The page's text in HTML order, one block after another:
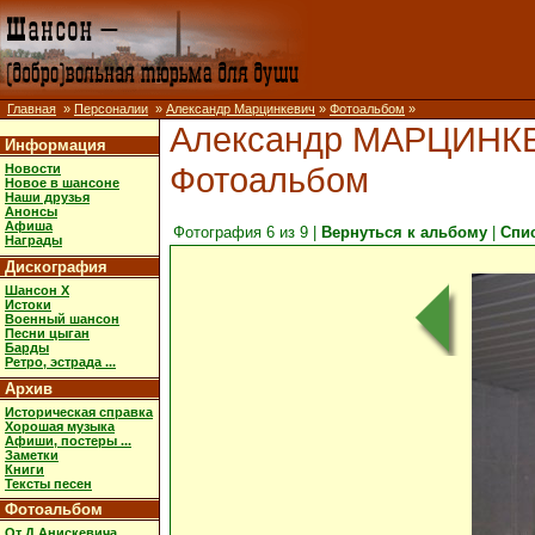
Главная » Персоналии » Александр Марцинкевич » Фотоальбом »
Информация
Новости
Новое в шансоне
Наши друзья
Анонсы
Афиша
Награды
Дискография
Шансон X
Истоки
Военный шансон
Песни цыган
Барды
Ретро, эстрада ...
Архив
Историческая справка
Хорошая музыка
Афиши, постеры ...
Заметки
Книги
Тексты песен
Фотоальбом
Александр
Фотоальбом
Фотография 6 из 9 | Вернуться к альбому